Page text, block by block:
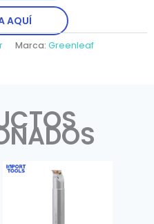
AQUÍ
Marca: Greenleaf